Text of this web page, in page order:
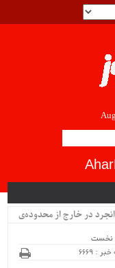
در خارج از محدوده‌ی
نخست
: 6669